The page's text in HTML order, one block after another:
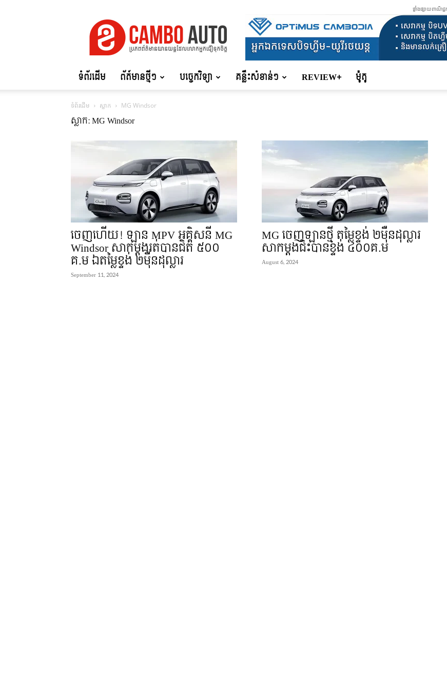
Auto
ផ្ទាំងផ្សាយពាណិជ្ជ
ទំព័រដើម ព័ត៍មានថ្មីៗ បច្ចេកវិទ្យា គន្លឹះសំខាន់ៗ REVIEW+ ម៉ូតូ
ទំព័រដើម ស្លាក MG Windsor
ស្លាក: MG Windsor
ចេញហើយ! ឡាន MPV អគ្គិសនី MG
Windsor សាកម្តងរត់បានជិត ៥០០
គ.ម ឯតម្លៃខ្ទង់ ២មុឺនដុល្លារ
September 11, 2024
MG ចេញឡានថ្មី តម្លៃខ្ទង់ ២មុឺនដុល្លារ
សាកម្តងជិះបានខ្ទង់ ៤០០គ.ម
August 6, 2024